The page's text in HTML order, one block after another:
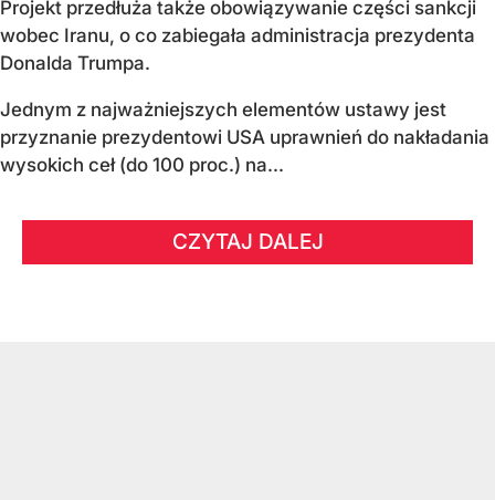
Projekt przedłuża także obowiązywanie części sankcji
wobec Iranu, o co zabiegała administracja prezydenta
Donalda Trumpa.
Jednym z najważniejszych elementów ustawy jest
przyznanie prezydentowi USA uprawnień do nakładania
wysokich ceł (do 100 proc.) na...
CZYTAJ DALEJ